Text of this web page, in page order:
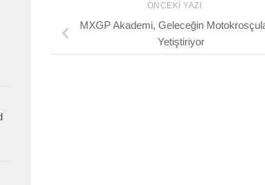
ÖNCEKI YAZI
MXGP Akademi, Geleceğin
Yetiştiriyor